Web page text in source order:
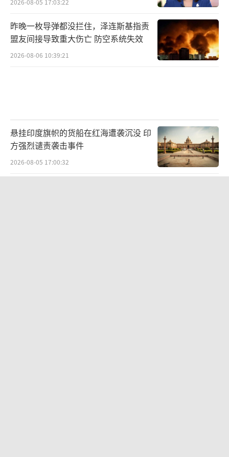
昨晚一枚导弹都没拦住，泽连斯基指责
盟友间接导致重大伤亡 防空系统失效
2026-08-06 10:39:21
悬挂印度旗帜的货船在红海遭袭沉没 印
方强烈谴责袭击事件
2026-08-05 17:00:32